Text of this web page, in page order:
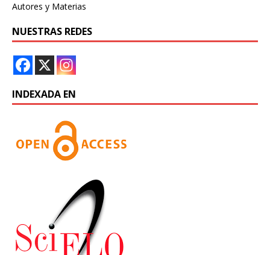
Autores y Materias
NUESTRAS REDES
INDEXADA EN